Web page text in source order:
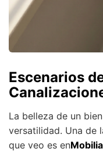
Escenarios
La belleza de un
versatilidad. Una de
que veo es en